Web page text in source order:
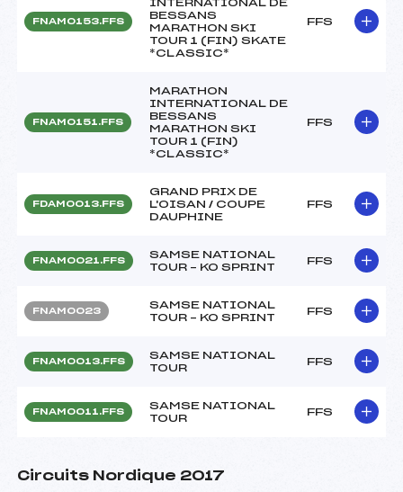
FNAM0153.FFS
INTERNATIONAL DE
BESSANS
MARATHON SKI
TOUR 1 (FIN) SKATE
*CLASSIC*
FFS
FNAM0151.FFS
MARATHON
INTERNATIONAL DE
BESSANS
MARATHON SKI
TOUR 1 (FIN)
*CLASSIC*
FFS
FDAM0013.FFS
GRAND PRIX DE
L'OISAN / COUPE
DAUPHINE
FFS
FNAM0021.FFS
SAMSE NATIONAL
TOUR – KO SPRINT
FFS
FNAM0023
SAMSE NATIONAL
TOUR – KO SPRINT
FFS
FNAM0013.FFS
SAMSE NATIONAL
TOUR
FFS
FNAM0011.FFS
SAMSE NATIONAL
TOUR
FFS
Circuits Nordique 2017